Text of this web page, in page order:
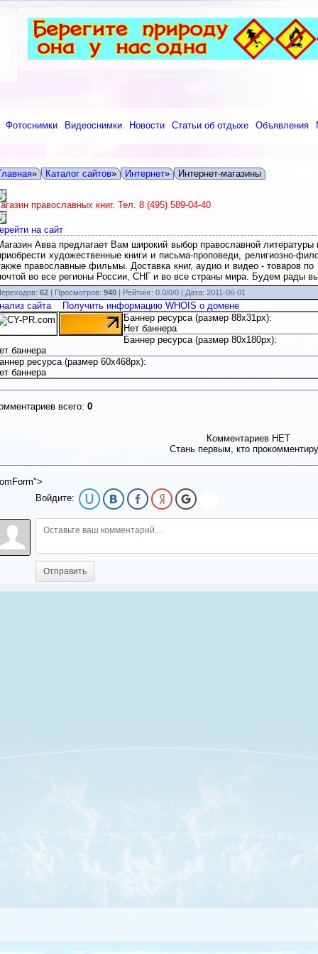
Фотоснимки Видеоснимки Новости Статьи об отдыхе Объявления
» Каталог сайтов» Интернет» Интернет-магазины
православных книг. Тел. 8 (495) 589-04-40
на сайт
Авва предлагает Вам широкий выбор православной
художественные книги и письма-проповеди, религиозно-
православные фильмы. Доставка книг, аудио и видео - товаров
во все регионы России, СНГ и во все страны мира. Будем рады
62| Просмотров: 940| Рейтинг: 0.0/0/0 | Дата: 2011-06-01
сайта
Получить информацию WHOIS о домене
Баннер ресурса (размер 88x31px):
Нет баннера
Баннер ресурса (размер 80x180px):
баннера
ресурса (размер 60x468px):
баннера
всего: 0
Комментариев НЕТ
Стань первым, кто
Войдите:
Отправить